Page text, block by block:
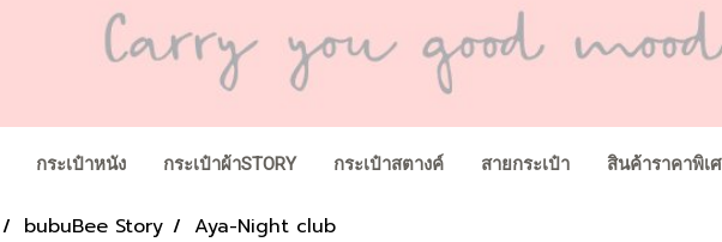
กระเป๋าหนัง กระเป๋าผ้าSTORY กระเป๋าสตางค์ สายกระเป๋า สินค้าราคาพิเ
bubuBee Story Aya-Night club